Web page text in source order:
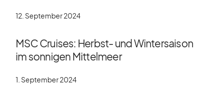
12. September 2024
MSC Cruises: Herbst- und Wintersaison
im sonnigen Mittelmeer
1. September 2024